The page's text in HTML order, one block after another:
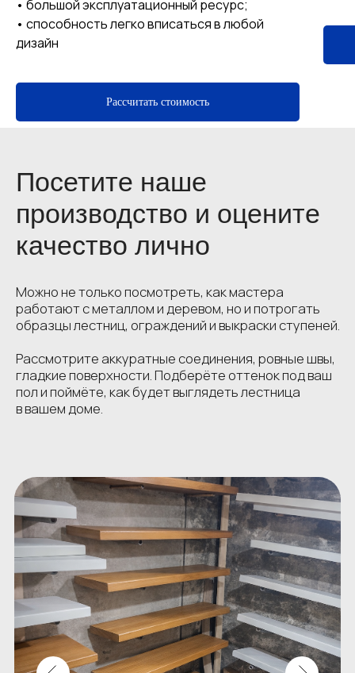
• большой эксплуатационный ресурс;
• способность легко вписаться в любой
дизайн
Рассчитать стоимость
Пн-Пт с 9:00 до 18:00
Все проекты — изготовление, покраска
и монтаж выполнены нашей командой.
Наши работы
Посмотрите, как
ограждения разных
в реальных интерьерах